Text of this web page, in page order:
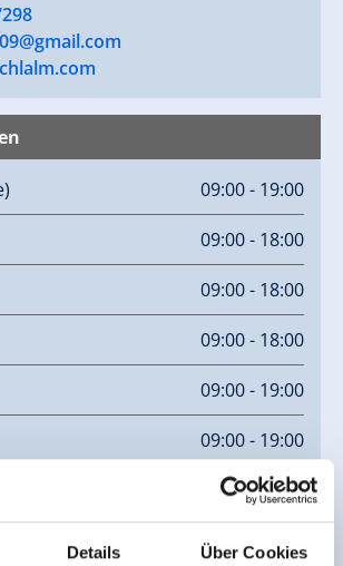
Details Über Cookies
09:00 - 19:00
09:00 - 18:00
09:00 - 18:00
09:00 - 18:00
09:00 - 19:00
09:00 - 19:00
09:00 - 19:00